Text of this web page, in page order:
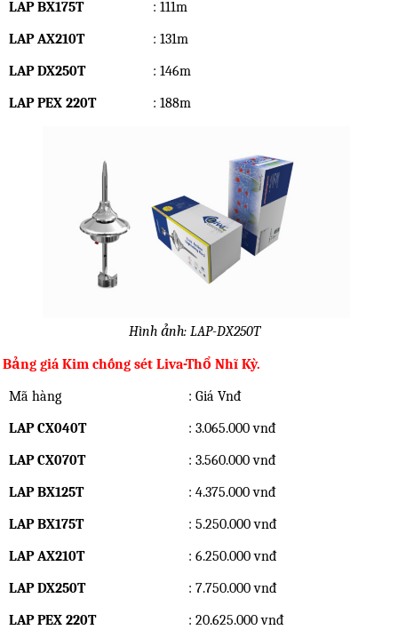
LAP BX175T
: 111m
LAP AX210T
: 131m
LAP DX250T
: 146m
LAP PEX 220T
: 188m
Hình ảnh: LAP-DX250T
Bảng giá Kim chống sét Liva-Thổ Nhĩ Kỳ.
Mã hàng
: Giá Vnđ
LAP CX040T
: 3.065.000 vnđ
LAP CX070T
: 3.560.000 vnđ
LAP BX125T
: 4.375.000 vnđ
LAP BX175T
: 5.250.000 vnđ
LAP AX210T
: 6.250.000 vnđ
LAP DX250T
: 7.750.000 vnđ
LAP PEX 220T
: 20.625.000 vnđ